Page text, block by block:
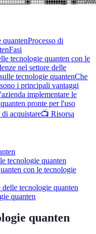
quantenProcesso di
Fasi
tecnologie quanten con le
nel settore delle
tecnologie quantenChe
i principali vantaggi
implementare le
pronte per l'uso
acquistare📺 Risorsa
tecnologie quanten
con le tecnologie
tecnologie quanten
quanten
quanten